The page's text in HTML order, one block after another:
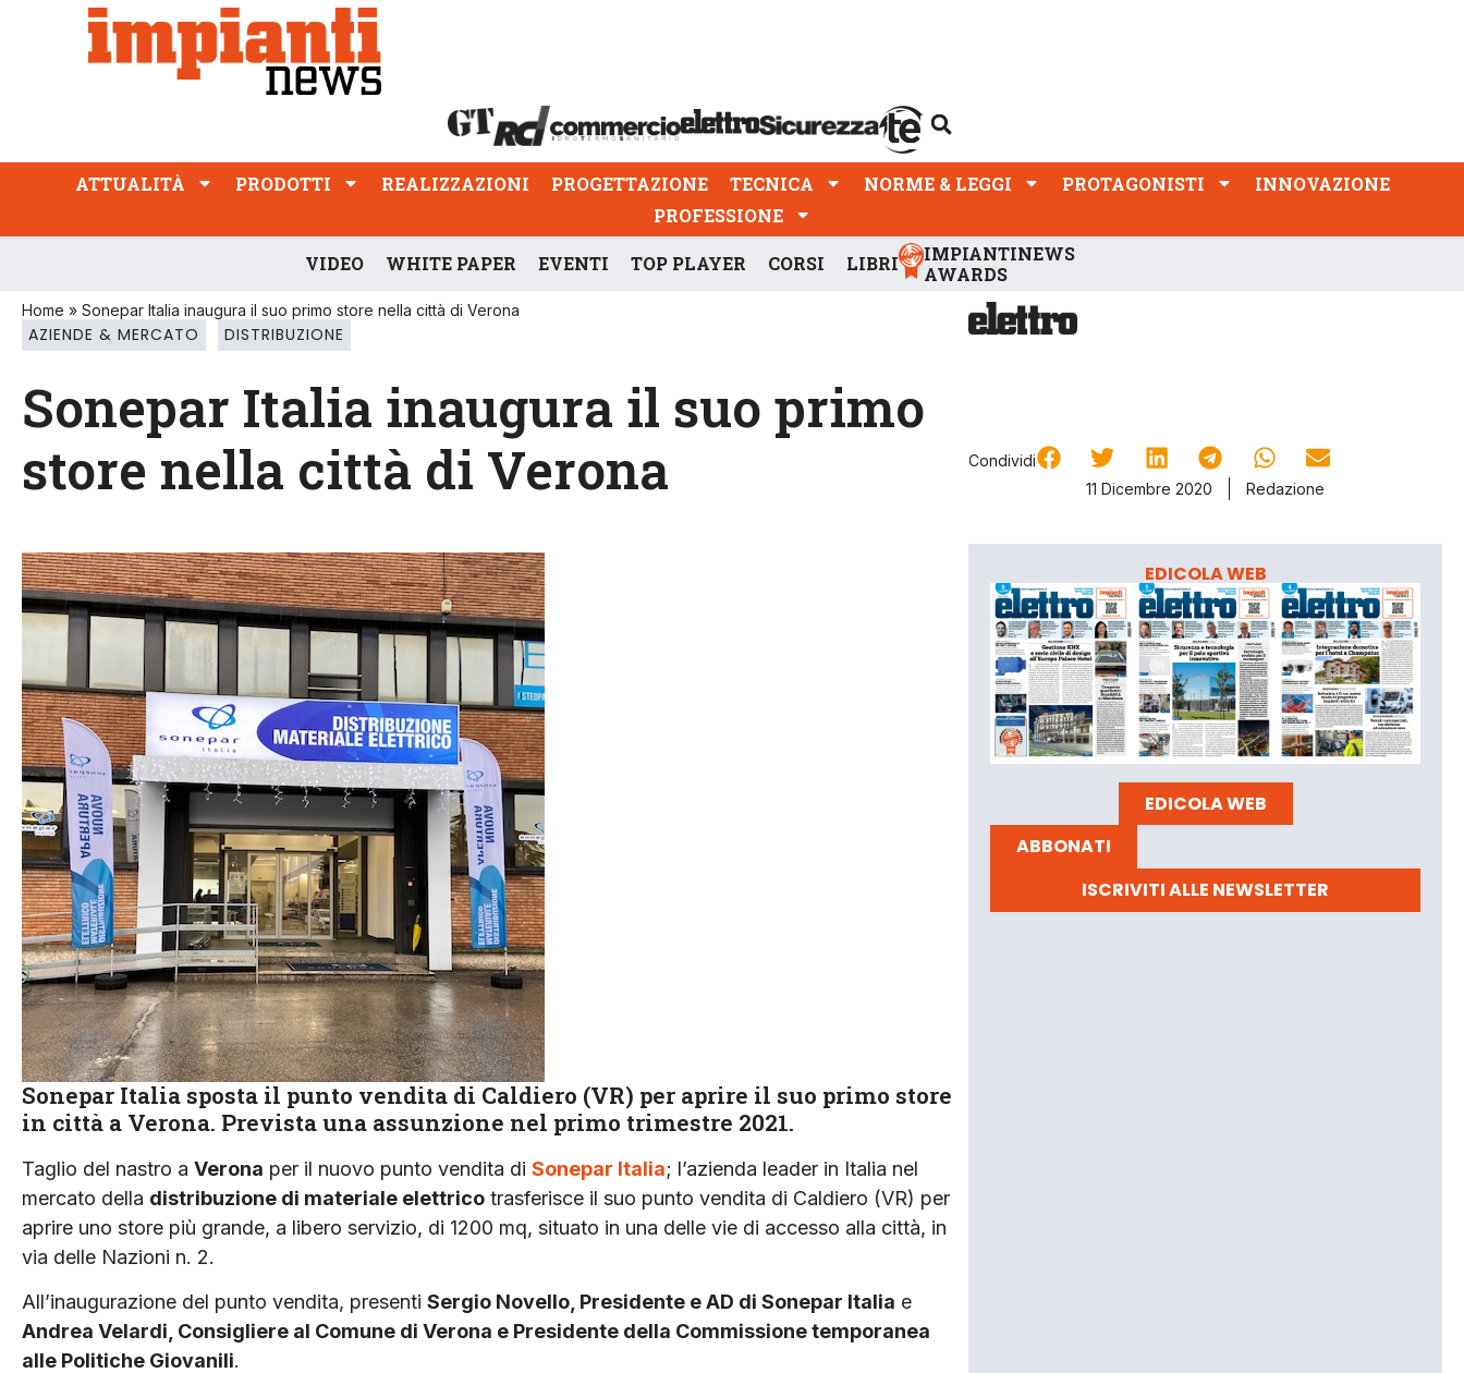
ATTUALITÀ PRODOTTI REALIZZAZIONI
PROFESSIONE
ATTUALITÀ PRODOTTI REALIZZAZIONI PROGETTAZIONE TECNICA NORME & LEGGI PROTAGONISTI
INNOVAZIONE
PROFESSIONE
VIDEO WHITE PAPER EVENTI TOP PLAYER CORSI LIBRI
IMPIANTINEWS
AWARDS
Home » Sonepar Italia inaugura il suo primo store nella città di Verona
AZIENDE & MERCATO DISTRIBUZIONE
Sonepar Italia inaugura il suo primo
store nella città di Verona
Condividi
11 Dicembre 2020
Redazione
Sonepar Italia sposta il punto vendita di Caldiero (VR) per aprire il suo primo store
in città a Verona. Prevista una assunzione nel primo trimestre 2021.
Taglio del nastro a Verona per il nuovo punto vendita di Sonepar Italia; l’azienda leader in Italia nel
mercato della distribuzione di materiale elettrico trasferisce il suo punto vendita di Caldiero (VR) per
aprire uno store più grande, a libero servizio, di 1200 mq, situato in una delle vie di accesso alla città, in
via delle Nazioni n. 2.
All’inaugurazione del punto vendita, presenti Sergio Novello, Presidente e AD di Sonepar Italia e
Andrea Velardi, Consigliere al Comune di Verona e Presidente della Commissione temporanea
alle Politiche Giovanili.
EDICOLA WEB
EDICOLA WEB
ABBONATI
ISCRIVITI ALLE NEWSLETTER